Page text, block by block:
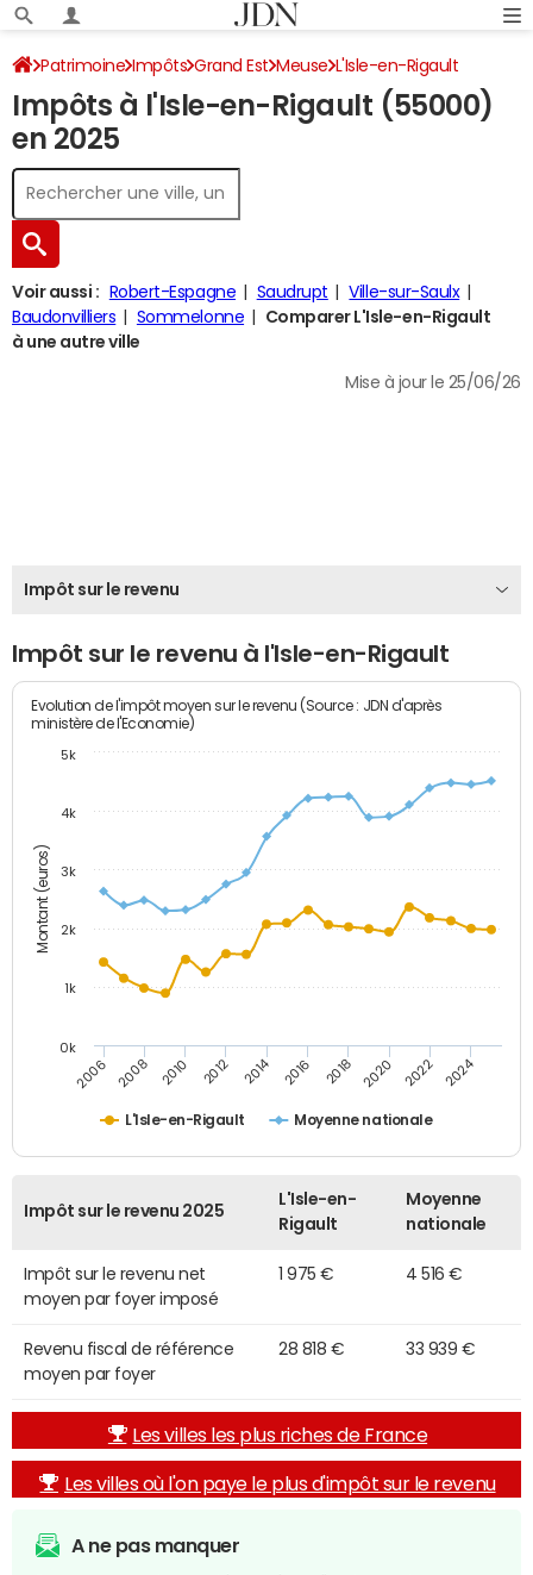
Patrimoine Impôts Grand Est Meuse L'Isle-en-Rigault
Impôt sur le revenu
Impôts à l'Isle-en-Rigault (55000)
en 2025
Voir aussi : Robert-Espagne Saudrupt
Ville-sur-Saulx
Baudonvilliers
Sommelonne
Comparer L'Isle-en-Rigault
à une autre ville
Mise à jour le 25/06/26
Impôt sur le revenu
Impôt sur le revenu à l'Isle-en-Rigault
Montant (euros)
Evolution de l'impôt moyen sur le revenu (Source : JDN d'après
ministère de l'Economie)
L'Isle-en-Rigault Moyenne nationale
2006 2008 2010 2012 2014 2016 2018 2020 2022 2024
0k
1k
2k
3k
4k
5k
Impôt sur le revenu 2025
L'Isle-en-
Rigault
Moyenne
nationale
Impôt sur le revenu net
moyen par foyer imposé
1 975 € 4 516 €
Revenu fiscal de référence
moyen par foyer
28 818 € 33 939 €
Les villes les plus riches de France
Les villes où l'on paye le plus d'impôt sur le revenu
A ne pas manquer